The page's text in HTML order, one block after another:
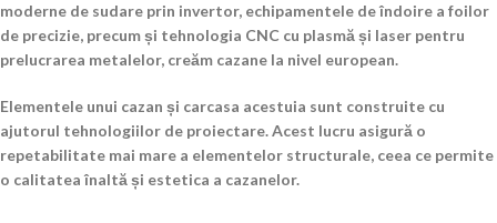
moderne de sudare prin invertor, echipamentele de îndoire a foilor
de precizie, precum și tehnologia CNC cu plasmă și laser pentru
prelucrarea metalelor, creăm cazane la nivel european.
Elementele unui cazan și carcasa acestuia sunt construite cu
ajutorul tehnologiilor de proiectare. Acest lucru asigură o
repetabilitate mai mare a elementelor structurale, ceea ce permite
o calitatea înaltă și estetica a cazanelor.